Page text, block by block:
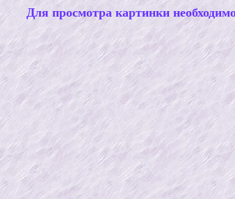
Для просмотра картинки